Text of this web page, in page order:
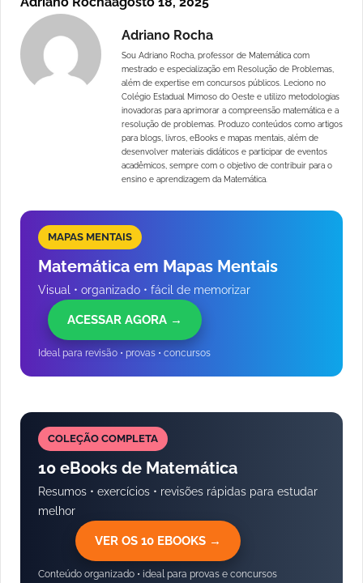
Adriano Rocha
Sou Adriano Rocha, professor de Matemática com
mestrado e especialização em Resolução de Problemas,
além de expertise em concursos públicos. Leciono no
Colégio Estadual Mimoso do Oeste e utilizo metodologias
inovadoras para aprimorar a compreensão matemática e a
resolução de problemas. Produzo conteúdos como artigos
para blogs, livros, eBooks e mapas mentais, além de
desenvolver materiais didáticos e participar de eventos
acadêmicos, sempre com o objetivo de contribuir para o
ensino e aprendizagem da Matemática.
MAPAS MENTAIS
Matemática em Mapas Mentais
Visual • organizado • fácil de memorizar
ACESSAR AGORA →
Ideal para revisão • provas • concursos
COLEÇÃO COMPLETA
10 eBooks de Matemática
Resumos • exercícios • revisões rápidas para estudar
melhor
VER OS 10 EBOOKS →
Conteúdo organizado • ideal para provas e concursos